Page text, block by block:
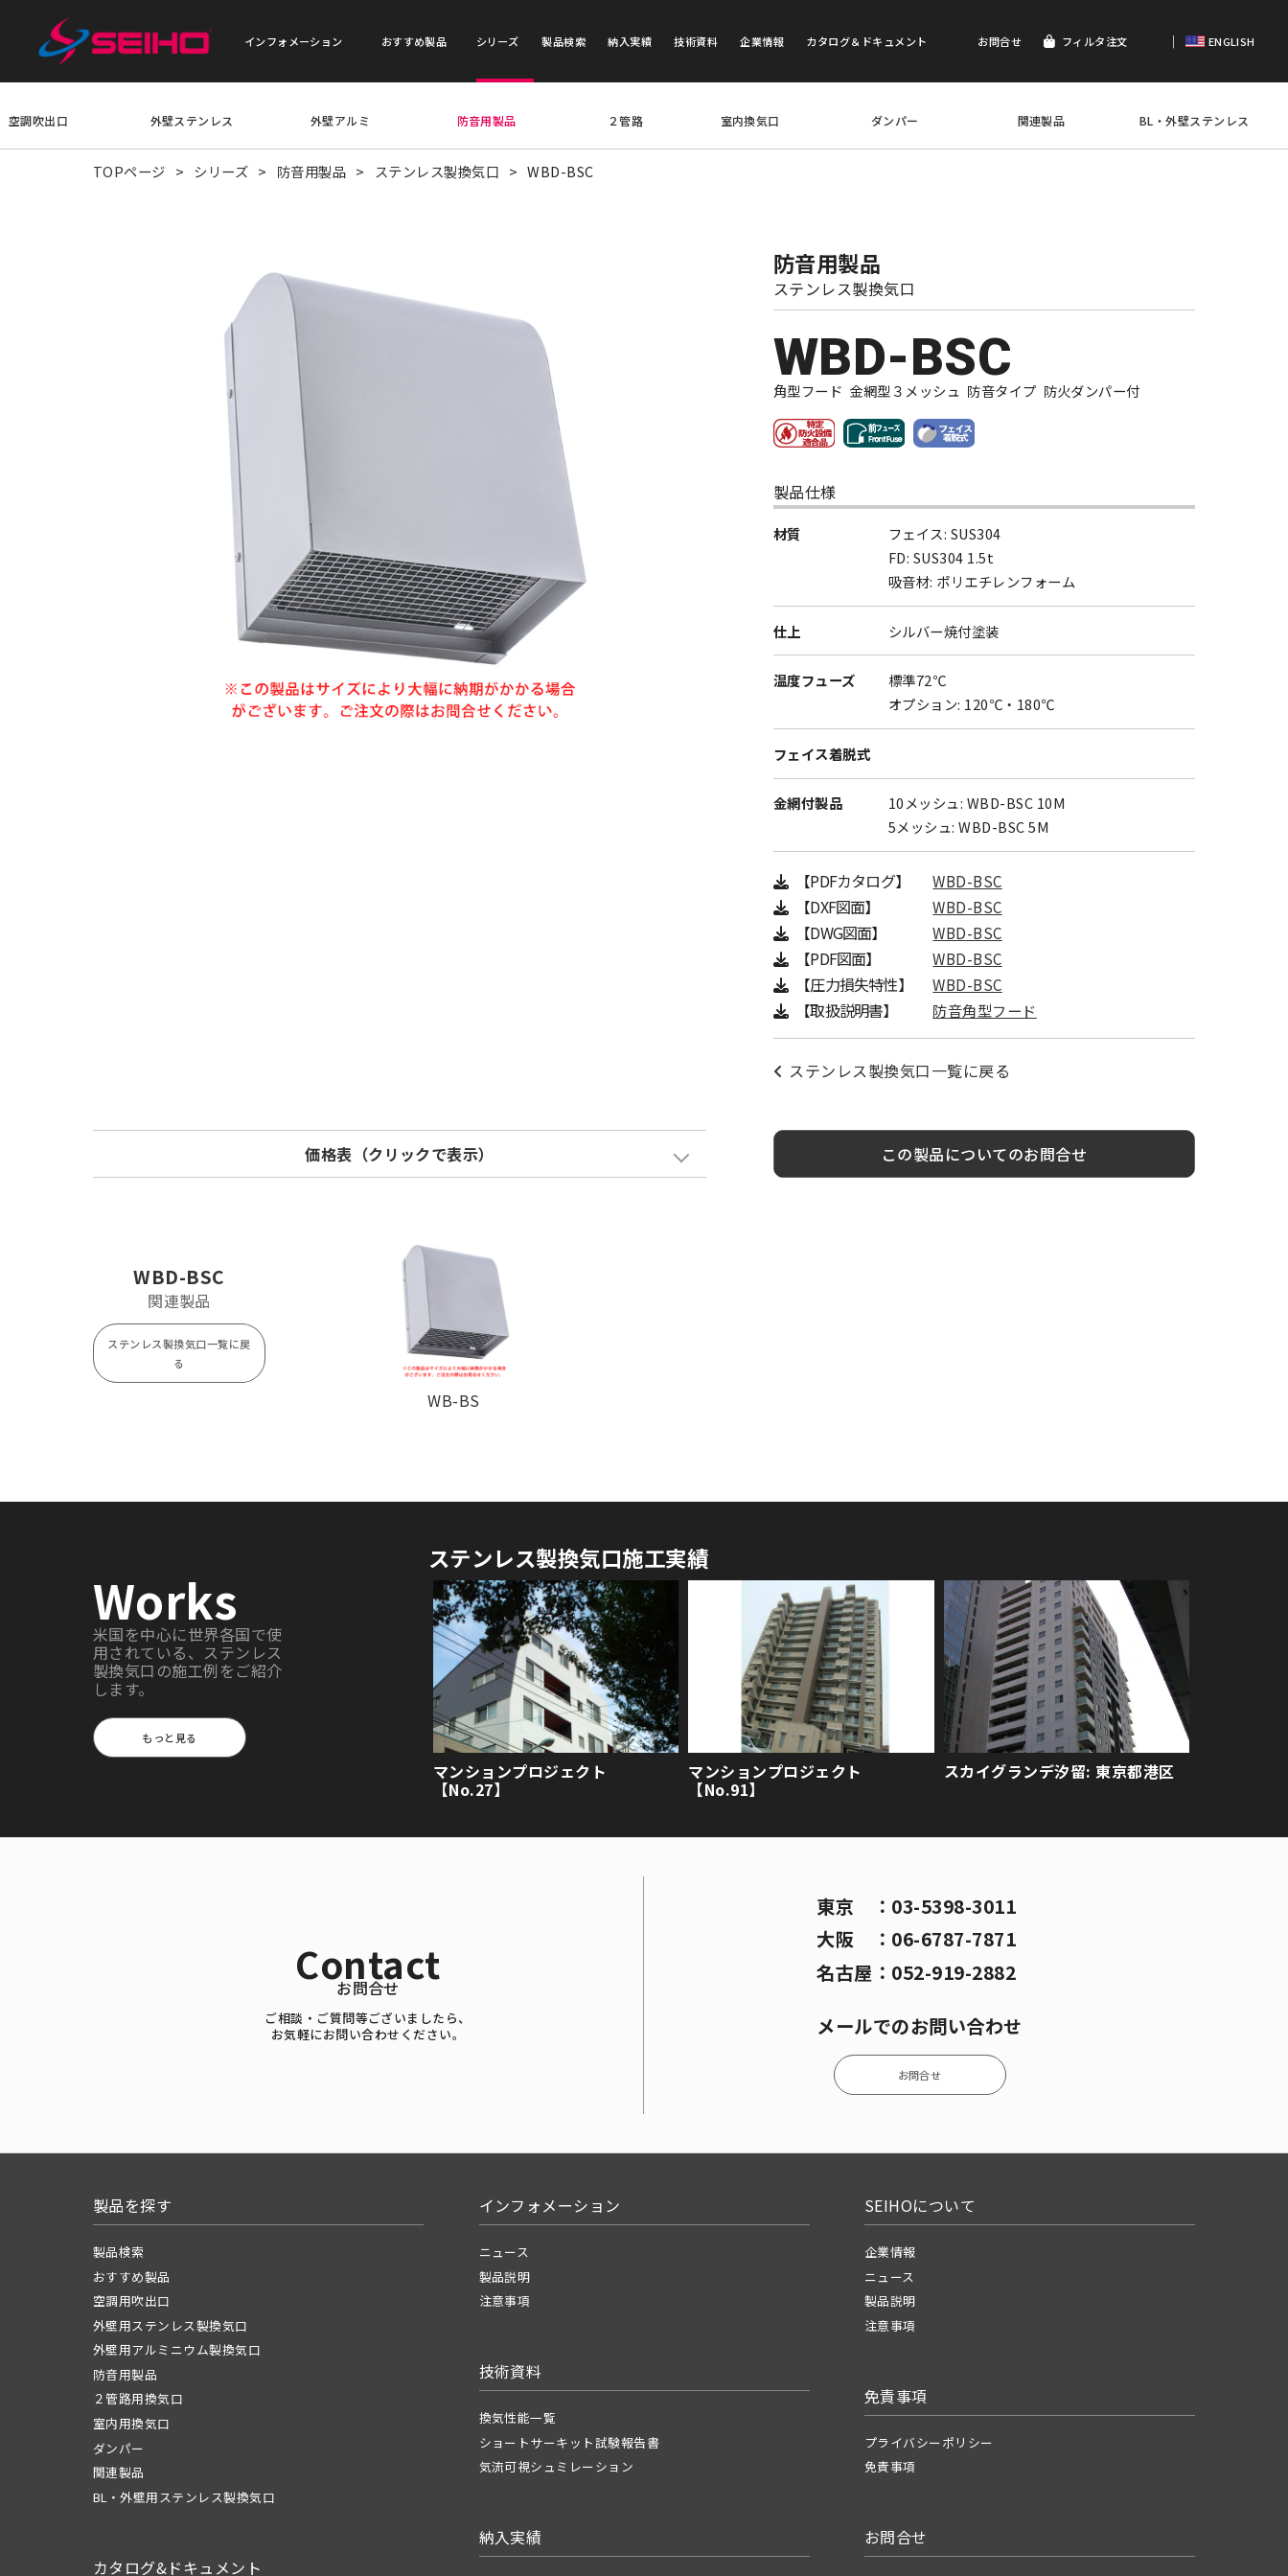
インフォメーション おすすめ製品 シリーズ 製品検索 納入実績 技術資料 企業情報 カタログ＆ドキュメント お問合せ フィルタ注文 ｜ ENGLISH
空調吹出口 外壁ステンレス 外壁アルミ 防音用製品 ２管路 室内換気口 ダンパー 関連製品 BL・外壁ステンレス
TOPページ シリーズ 防音用製品 ステンレス製換気口 WBD-BSC
防音用製品
ステンレス製換気口
WBD-BSC
角型フード 金網型３メッシュ 防音タイプ 防火ダンパー付
製品仕様
材質
フェイス: SUS304
FD: SUS304 1.5t
吸音材: ポリエチレンフォーム
仕上 シルバー焼付塗装
温度フューズ
標準72℃
オプション: 120℃・180℃
フェイス着脱式
金網付製品
10メッシュ: WBD-BSC 10M
5メッシュ: WBD-BSC 5M
【PDFカタログ】 WBD-BSC
【DXF図面】 WBD-BSC
【DWG図面】 WBD-BSC
【PDF図面】 WBD-BSC
【圧力損失特性】 WBD-BSC
【取扱説明書】 防音角型フード
ステンレス製換気口一覧に戻る
価格表（クリックで表示）
WBD100BSC
WBD150BSC
WBD175BSC
この製品についてのお問合せ
WBD-BSC
関連製品
ステンレス製換気口一覧に戻
る
WB-BS
Works
米国を中心に世界各国で使
用されている、ステンレス
製換気口の施工例をご紹介
します。
もっと見る
ステンレス製換気口施工実績
マンションプロジェクト
【No.27】
マンションプロジェクト
【No.91】
スカイグランデ汐留: 東京都港区
Contact
お問合せ
ご相談・ご質問等ございましたら、
お気軽にお問い合わせください。
東京 ： 03-5398-3011
大阪
： 06-6787-7871
名古屋 ： 052-919-2882
メールでのお問い合わせ
お問合せ
製品を探す
製品検索
おすすめ製品
空調用吹出口
外壁用ステンレス製換気口
外壁用アルミニウム製換気口
防音用製品
２管路用換気口
室内用換気口
ダンパー
関連製品
BL・外壁用ステンレス製換気口
カタログ&ドキュメント
インフォメーション
ニュース
製品説明
注意事項
技術資料
換気性能一覧
ショートサーキット試験報告書
気流可視シュミレーション
納入実績
SEIHOについて
企業情報
ニュース
製品説明
注意事項
免責事項
プライバシーポリシー
免責事項
お問合せ